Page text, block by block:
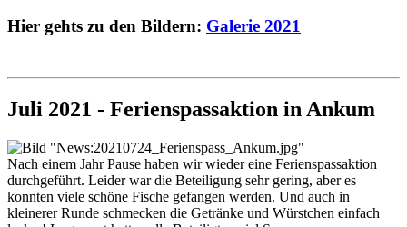
Hier gehts zu den Bildern: Galerie 2021
Juli 2021 - Ferienspassaktion in Ankum
Nach einem Jahr Pause haben wir wieder eine Ferienspassaktion
durchgeführt. Leider war die Beteiligung sehr gering, aber es
konnten viele schöne Fische gefangen werden. Und auch in
kleinerer Runde schmecken die Getränke und Würstchen einfach